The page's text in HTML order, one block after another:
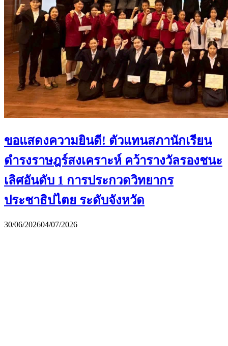
ขอแสดงความยินดี! ตัวแทนสภานักเรียน
ดำรงราษฎร์สงเคราะห์ คว้ารางวัลรองชนะ
เลิศอันดับ 1 การประกวดวิทยากร
ประชาธิปไตย ระดับจังหวัด
30/06/202604/07/2026